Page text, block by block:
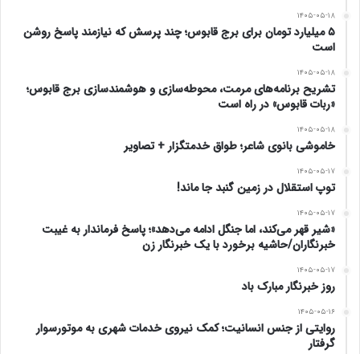
۱۴۰۵-۰۵-۱۸
۵ میلیارد تومان برای برج قابوس؛ چند پرسش که نیازمند پاسخ روشن
است
۱۴۰۵-۰۵-۱۸
تشریح برنامه‌های مرمت، محوطه‌سازی و هوشمندسازی برج قابوس؛
«ربات قابوس» در راه است
۱۴۰۵-۰۵-۱۸
خاموشی بانوی شاعر؛ طواق خدمتگزار + تصاویر
۱۴۰۵-۰۵-۱۷
توپ استقلال در زمین گنبد جا ماند!
۱۴۰۵-۰۵-۱۷
«شیر قهر می‌کند، اما جنگل ادامه می‌دهد»؛ پاسخ فرماندار به غیبت
خبرنگاران/حاشیه برخورد با یک خبرنگار زن
۱۴۰۵-۰۵-۱۷
روز خبرنگار مبارک باد
۱۴۰۵-۰۵-۱۶
روایتی از جنس انسانیت؛ کمک نیروی خدمات شهری به موتورسوار
گرفتار